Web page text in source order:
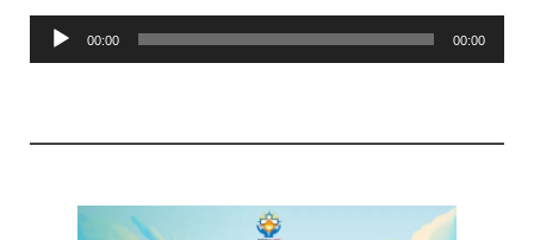
Pemutar
Audio
00:00 00:00